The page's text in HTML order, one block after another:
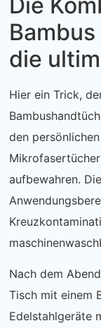
die
Hier ein Trick,
den
aufbewahren.
Nach dem
Tisch mit einem
Edelstahlgeräte